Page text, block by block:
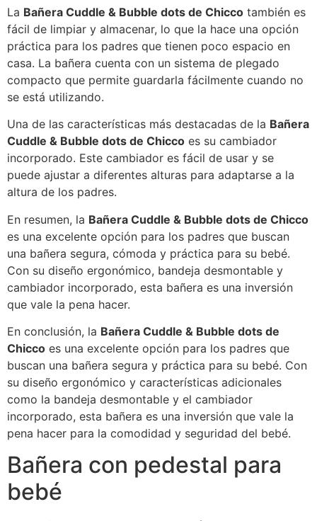
La Bañera Cuddle & Bubble dots de Chicco también es
fácil de limpiar y almacenar, lo que la hace una opción
práctica para los padres que tienen poco espacio en
casa. La bañera cuenta con un sistema de plegado
compacto que permite guardarla fácilmente cuando no
se está utilizando.
Una de las características más destacadas de la Bañera
Cuddle & Bubble dots de Chicco es su cambiador
incorporado. Este cambiador es fácil de usar y se
puede ajustar a diferentes alturas para adaptarse a la
altura de los padres.
En resumen, la Bañera Cuddle & Bubble dots de Chicco
es una excelente opción para los padres que buscan
una bañera segura, cómoda y práctica para su bebé.
Con su diseño ergonómico, bandeja desmontable y
cambiador incorporado, esta bañera es una inversión
que vale la pena hacer.
En conclusión, la Bañera Cuddle & Bubble dots de
Chicco es una excelente opción para los padres que
buscan una bañera segura y práctica para su bebé. Con
su diseño ergonómico y características adicionales
como la bandeja desmontable y el cambiador
incorporado, esta bañera es una inversión que vale la
pena hacer para la comodidad y seguridad del bebé.
Bañera con pedestal para
bebé